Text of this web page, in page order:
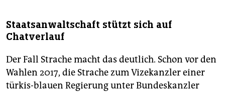
Staatsanwaltschaft stützt sich auf
Chatverlauf
Der Fall Strache macht das deutlich. Schon vor den
Wahlen 2017, die Strache zum Vizekanzler einer
türkis-blauen Regierung unter Bundeskanzler